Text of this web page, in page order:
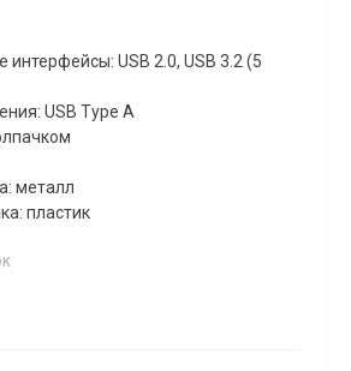
USB 2.0, USB 3.2 (5
USB Type A
металл
пластик